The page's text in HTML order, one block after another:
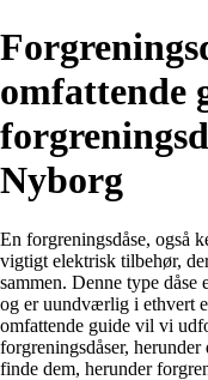
omfattende
Nyborg
En forgreningsdåse, også
vigtigt elektrisk tilbehør,
sammen. Denne type
og er uundværlig i ethvert
omfattende guide vil vi
forgreningsdåser,
finde dem, herunder